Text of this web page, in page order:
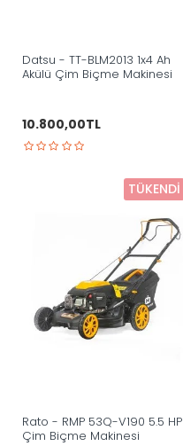
Datsu - TT-BLM2013 1x4 Ah
Akülü Çim Biçme Makinesi
10.800,00TL
TÜKENDI
Rato - RMP 53Q-V190 5.5 HP
Çim Biçme Makinesi